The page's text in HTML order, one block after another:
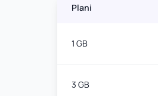
Plani
1 GB
3 GB